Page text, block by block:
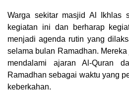
Warga sekitar masjid Al Ikhlas
kegiatan ini dan berharap
menjadi agenda rutin yang
selama bulan Ramadhan.
mendalami ajaran Al-Quran
Ramadhan sebagai waktu yang
keberkahan.